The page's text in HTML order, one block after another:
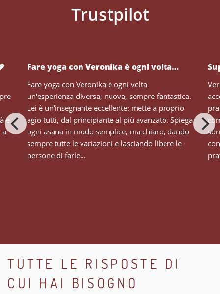
Fare yoga con Veronika è ogni volta…
Fare yoga con Veronika è ogni volta
un'esperienza diversa, nuova, sempre fantastica.
Lei è un'insegnante eccellente: mette a proprio
agio tutti, dal principiante al più avanzato. Spiega
ogni asana in modo semplice, ma chiaro, dando
sempre tutte le variazioni e lasciando libere le
persone di farle...
e
a
TUTTE LE RISPOSTE DI
CUI HAI BISOGNO